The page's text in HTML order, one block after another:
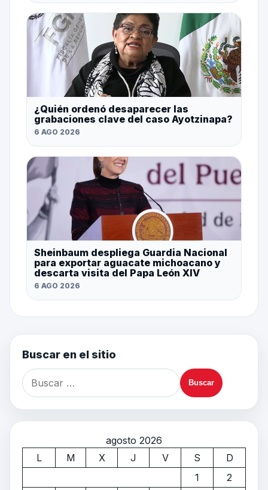
¿Quién ordenó desaparecer las
grabaciones clave del caso Ayotzinapa?
6 AGO 2026
Sheinbaum despliega Guardia Nacional
para exportar aguacate michoacano y
descarta visita del Papa León XIV
6 AGO 2026
Buscar en el sitio
agosto 2026
L
M X J V S
D
1
2